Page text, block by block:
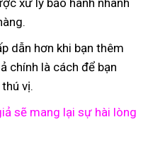
dẫn hơn khi bạn thêm
chính là cách để bạn
vị.
sẽ mang lại sự hài lòng